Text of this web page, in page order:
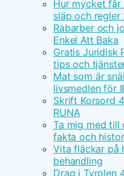
Hur mycket
släp och regler
Rabarber och
Enkel Att Baka
Gratis Juridisk
tips och
Mat som är
livsmedlen för
Skrift Korsord
RUNA
Ta mig med till
fakta och
Vita fläckar på
behandling
Drag i Tyrolen